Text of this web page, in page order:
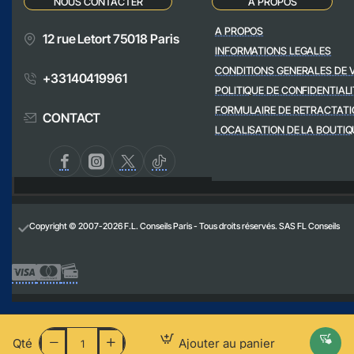
Qté Ajouter au panier
12 rue Letort 75018 Paris
+33140419961
CONTACT
A PROPOS
INFORMATIONS LEGALES
CONDITIONS GENERALES DE
POLITIQUE DE
FORMULAIRE DE
LOCALISATION DE LA
Copyright © 2007-2026 F.L. Conseils Paris - Tous droits réservés. SAS FL Conseils